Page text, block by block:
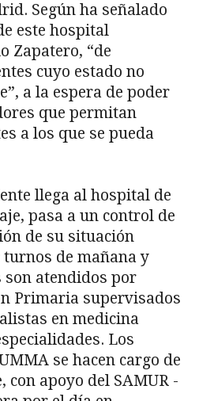
Según ha señalado
este hospital
Zapatero, “de
cuyo estado no
a la espera de poder
que permitan
a los que se pueda
llega al hospital de
pasa a un control de
de su situación
de mañana y
atendidos por
Primaria supervisados
en medicina
Los
se hacen cargo de
con apoyo del SAMUR -